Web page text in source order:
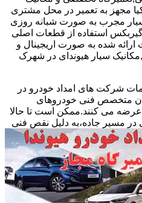
مجهز به تعمیر در محل مشتری
مجرب به صورت شبانه روزی
استفاده از قطعات اصلی
ارائه شده به صورت اریجینال و
سیار هیوندای در شهرک
شرکت های امداد خودرو در
متخصص فنی خودروهای
عرضه می کنند.ممکن است تا حالا
در مسیر جاده،به دلیل نقص فنی